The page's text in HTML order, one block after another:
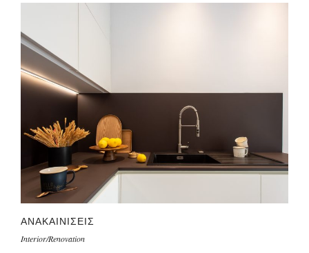
ΑΝΑΚΑΙΝΙΣΕΙΣ
Interior/Renovation